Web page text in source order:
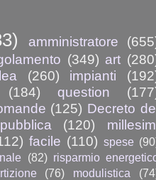
amministratore
(349) art
(260) impianti
(184) question
(125) Decreto
(120)
facile (110) spese
(82) risparmio
(76) modulistica